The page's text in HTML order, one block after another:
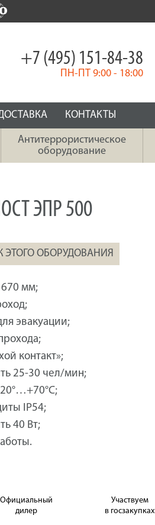
+7 (495) 151-84-38
ПН-ПТ 9:00 - 18:00
КОНТАКТЫ
Антитеррористическое
оборудование
ЭПР 500
ОБОРУДОВАНИЯ
мм;
эвакуации;
контакт»;
25-30 чел/мин;
IP54;
40 Вт;
Официальный
дилер
Участвуем
в госзакупках